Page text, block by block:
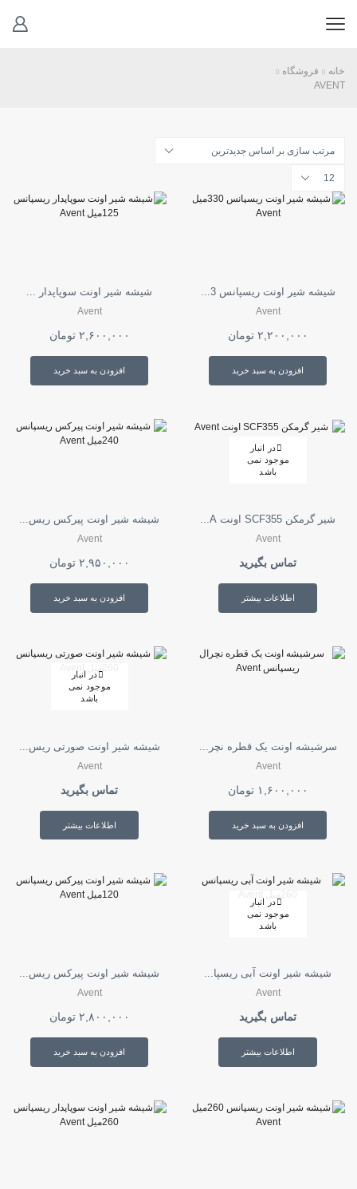
خانه
فروشگاه
AVENT
در
شیشه شیر اونت ریسپانس 3...
Avent
۲,۲۰۰,۰۰۰ تومان
افزودن به سبد خرید
شیشه شیر اونت سوپاپدار ...
Avent
۲,۶۰۰,۰۰۰ تومان
افزودن به سبد خرید
در انبار
موجود نمی
باشد
شیر گرمکن SCF355 اونت A...
Avent
تماس بگیرید
اطلاعات بیشتر
شیشه شیر اونت پیرکس ریس...
Avent
۲,۹۵۰,۰۰۰ تومان
افزودن به سبد خرید
سرشیشه اونت یک قطره نچر...
Avent
۱,۶۰۰,۰۰۰ تومان
افزودن به سبد خرید
در انبار
موجود نمی
باشد
شیشه شیر اونت صورتی ریس...
Avent
تماس بگیرید
اطلاعات بیشتر
در انبار
موجود نمی
باشد
شیشه شیر اونت آبی ریسپا...
Avent
تماس بگیرید
اطلاعات بیشتر
شیشه شیر اونت پیرکس ریس...
Avent
۲,۸۰۰,۰۰۰ تومان
افزودن به سبد خرید